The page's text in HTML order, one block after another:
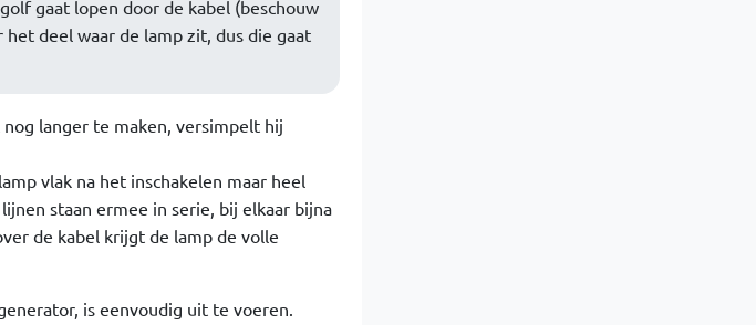
gaat lopen door de kabel (beschouw
deel waar de lamp zit, dus die gaat
langer te maken, versimpelt hij
vlak na het inschakelen maar heel
staan ermee in serie, bij elkaar bijna
de kabel krijgt de lamp de volle
is eenvoudig uit te voeren.